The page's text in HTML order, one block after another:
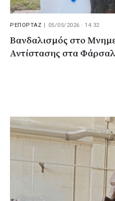
ΡΕΠΟΡΤΑΖ 05/05/2026 · 14:32
Βανδαλισμός στο
Αντίστασης στα